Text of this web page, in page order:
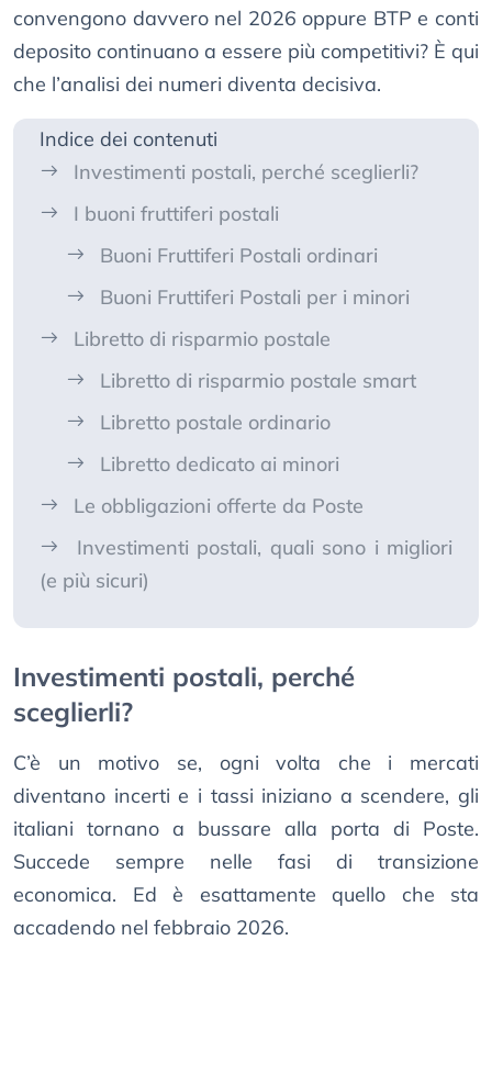
convengono davvero nel 2026 oppure BTP e conti
deposito continuano a essere più competitivi? È qui
che l’analisi dei numeri diventa decisiva.
Indice dei contenuti
Investimenti postali, perché sceglierli?
I buoni fruttiferi postali
Buoni Fruttiferi Postali ordinari
Buoni Fruttiferi Postali per i minori
Libretto di risparmio postale
Libretto di risparmio postale smart
Libretto postale ordinario
Libretto dedicato ai minori
Le obbligazioni offerte da Poste
Investimenti postali, quali sono i migliori
(e più sicuri)
Investimenti postali, perché
sceglierli?
C’è un motivo se, ogni volta che i mercati
diventano incerti e i tassi iniziano a scendere, gli
italiani tornano a bussare alla porta di Poste.
Succede sempre nelle fasi di transizione
economica. Ed è esattamente quello che sta
accadendo nel febbraio 2026.